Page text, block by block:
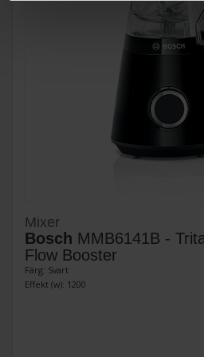
Mixer
Bosch MMB6141B -
Flow Booster
Färg: Svart
Effekt (w): 1200